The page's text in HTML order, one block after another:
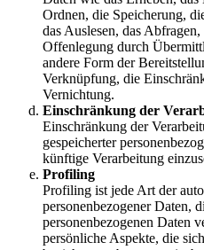
Ordnen, die Speicherung,
das Auslesen, das
Offenlegung durch
andere Form der
Verknüpfung, die
Vernichtung.
Einschränkung der
Einschränkung der
gespeicherter
künftige Verarbeitung
Profiling
Profiling ist jede Art der
personenbezogener Daten,
personenbezogenen Daten
persönliche Aspekte, die